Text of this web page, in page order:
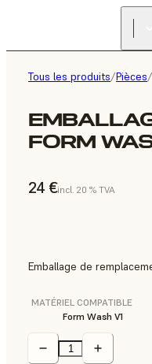
Tous les produits/Pièces/
FORM
24 €incl. 20 % TVA
Emballage de
MATÉRIEL COMPATIBLE
Form Wash V1